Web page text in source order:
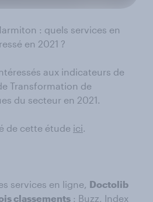
: quels services en
en 2021 ?
aux indicateurs de
Transformation de
du secteur en 2021.
de cette étude ici.
services en ligne, Doctolib
classements : Buzz, Index